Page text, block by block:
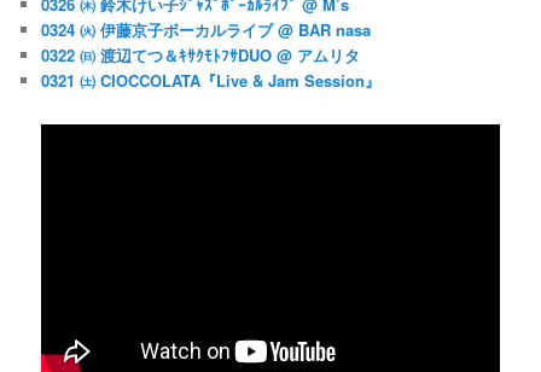
0324 ㈫ 伊藤京子ボーカルライブ @ BAR nasa
0322 ㈰ 渡辺てつ＆ｷｻｸﾓﾄﾌｻDUO @ アムリタ
0321 ㈯ CIOCCOLATA『Live & Jam Session』